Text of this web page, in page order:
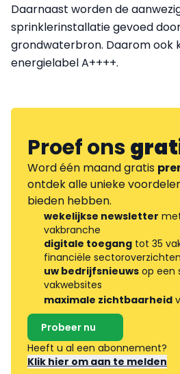
Daarnaast worden de
sprinklerinstallatie gevoed
grondwaterbron. Daarom ook
energielabel A++++.
Proef ons
Word één maand gratis
ontdek alle unieke
bieden hebben.
wekelijkse newsletter
vakbranche
digitale toegang tot 35
financiële sectoroverzichten
uw bedrijfsnieuws op een
vakwebsites
maximale zichtbaarheid
Probeer nu
Heeft u al een abonnement?
Klik hier om aan te melden